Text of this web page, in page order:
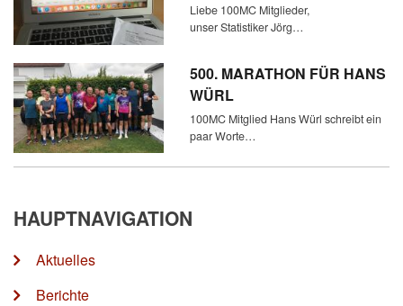
Liebe 100MC Mitglieder,
unser Statistiker Jörg…
500. MARATHON FÜR HANS
WÜRL
100MC Mitglied Hans Würl schreibt ein
paar Worte…
HAUPTNAVIGATION
Aktuelles
Berichte